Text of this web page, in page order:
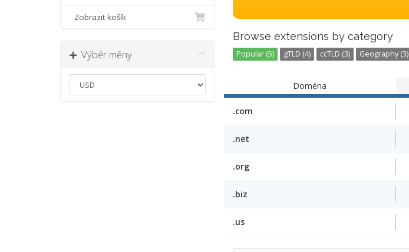
Zobrazit košík
Výběr měny
Browse extensions by category
Popular (5) gTLD (4) ccTLD (3) Geography (3)
Doména
.com
.net
.org
.biz
.us